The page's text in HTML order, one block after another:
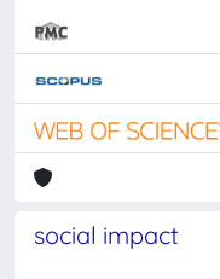
social impact